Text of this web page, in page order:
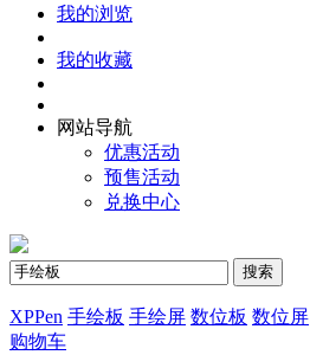
我的浏览
我的收藏
网站导航
优惠活动
预售活动
兑换中心
搜索
XPPen 手绘板 手绘屏 数位板 数位屏
购物车